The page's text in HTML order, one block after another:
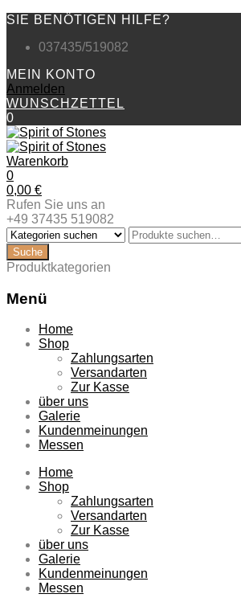
SIE BENÖTIGEN HILFE?
037435/519082
MEIN KONTO
Anmelden
WUNSCHZETTEL
0
Warenkorb
0
0,00 €
Rufen Sie uns an
+49 37435 519082
Produktkategorien
Menü
Zum
Inhalt
Home
Shop
Zahlungsarten
Versandarten
Zur Kasse
über uns
Galerie
Kundenmeinungen
Messen
Home
Shop
Zahlungsarten
Versandarten
Zur Kasse
über uns
Galerie
Kundenmeinungen
Messen